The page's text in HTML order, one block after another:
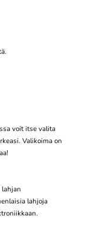
voit itse valita
Valikoima on
lahjoja